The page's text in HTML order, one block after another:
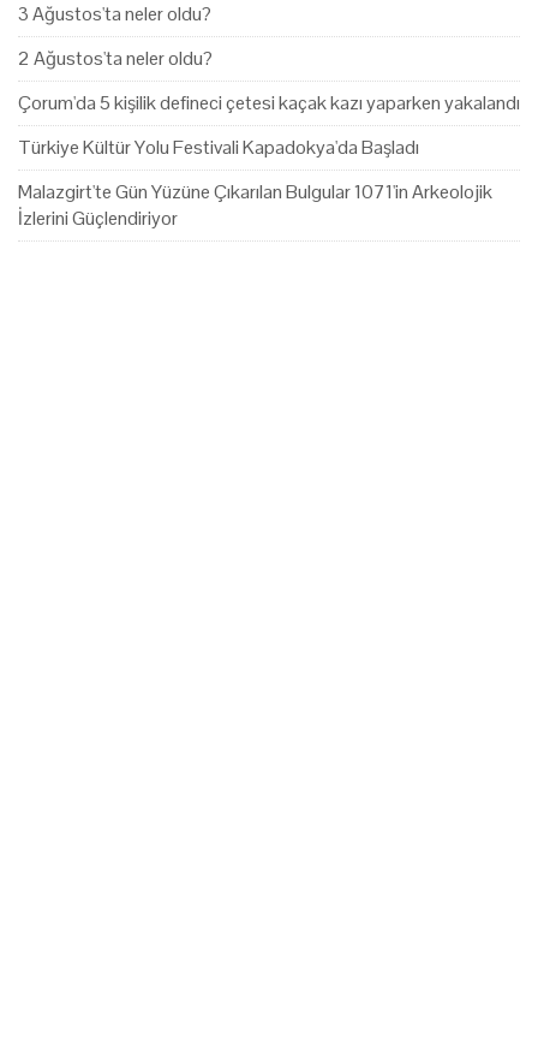
3 Ağustos'ta neler oldu?
2 Ağustos'ta neler oldu?
Çorum'da 5 kişilik defineci çetesi kaçak kazı yaparken yakalandı
Türkiye Kültür Yolu Festivali Kapadokya'da Başladı
Malazgirt'te Gün Yüzüne Çıkarılan Bulgular 1071'in Arkeolojik
İzlerini Güçlendiriyor